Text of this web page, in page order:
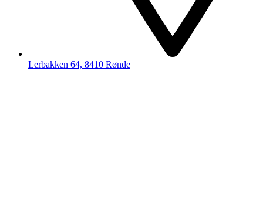
Lerbakken 64, 8410 Rønde